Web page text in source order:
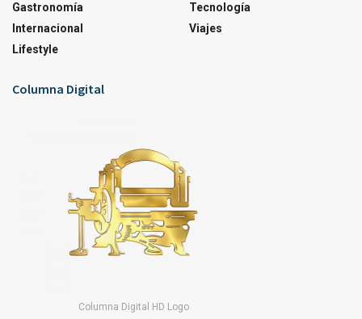
Gastronomía
Internacional
Lifestyle
Tecnología
Viajes
Columna Digital
Columna Digital HD Logo